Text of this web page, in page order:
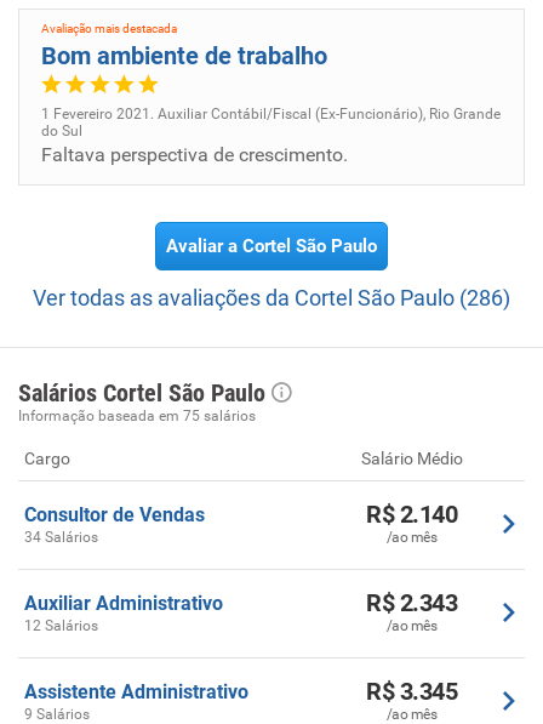
Fornecer um atendimento de excelência, completamente
humanizado, fornecendo apoio integral às famílias!
Avaliação mais destacada
Bom ambiente de trabalho
1 Fevereiro 2021. Auxiliar Contábil/Fiscal (Ex-Funcionário), Rio Grande
do Sul
Faltava perspectiva de crescimento.
Avaliar a Cortel São Paulo
Ver todas as avaliações da Cortel São Paulo (286)
Salários Cortel São Paulo
Informação baseada em 75 salários
Cargo Salário Médio
Consultor de Vendas
34 Salários
R$ 2.140
/ao mês
Auxiliar Administrativo
12 Salários
R$ 2.343
/ao mês
Assistente Administrativo
9 Salários
R$ 3.345
/ao mês